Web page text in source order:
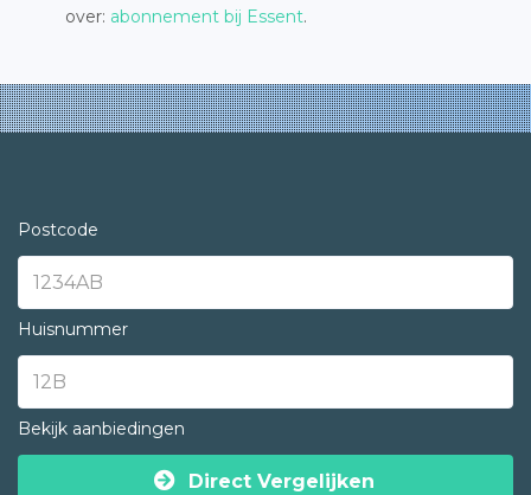
over: abonnement bij Essent.
Postcode
Huisnummer
Bekijk aanbiedingen
Direct Vergelijken